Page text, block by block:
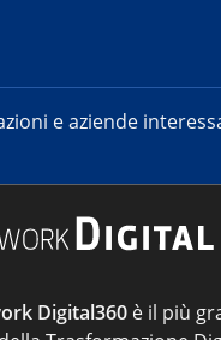
e aziende
Digital360 è il più